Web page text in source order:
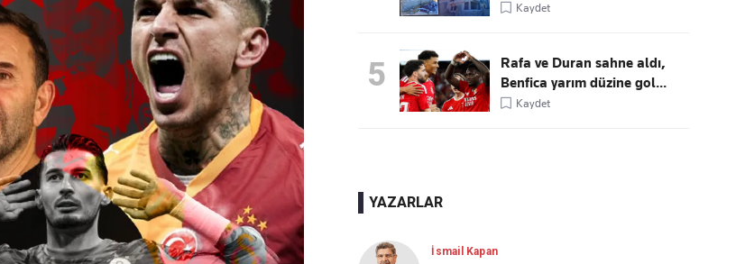
Kaydet
5
Rafa ve Duran sahne aldı,
Benfica yarım düzine gol...
Kaydet
YAZARLAR
İsmail Kapan